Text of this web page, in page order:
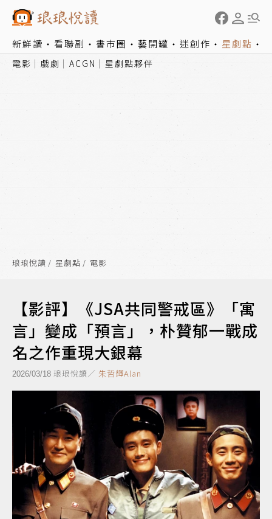
新鮮讀 看聯副 書市圈 藝開罐 迷創作 星劇點
電影 戲劇 ACGN 星劇點夥伴
琅琅悅讀 星劇點 電影
【影評】《JSA共同警戒區》「寓
言」變成「預言」，朴贊郁一戰成
名之作重現大銀幕
2026/03/18 琅琅悅讀／ 朱哲輝Alan